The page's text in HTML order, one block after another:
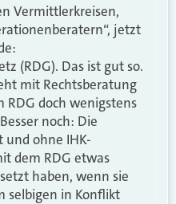
Vermittlerkreisen,
jetzt
(RDG). Das ist gut so.
mit Rechtsberatung
RDG doch wenigstens
noch: Die
ohne IHK-
dem RDG etwas
haben, wenn sie
selbigen in Konflikt